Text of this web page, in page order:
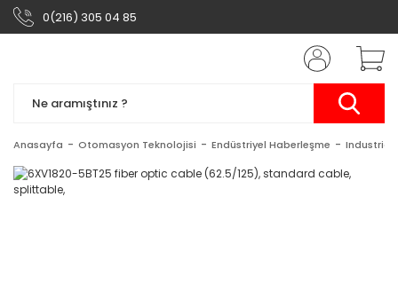
0(216) 305 04 85
Anasayfa Otomasyon Teknolojisi Endüstriyel Haberleşme Industrial